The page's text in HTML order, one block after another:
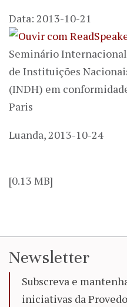
Data: 2013-10-21
Seminário
de Instituições
(INDH) em
Paris
Luanda, 2013-10-24
[0.13 MB]
Newsletter
Subscreva e
iniciativas da